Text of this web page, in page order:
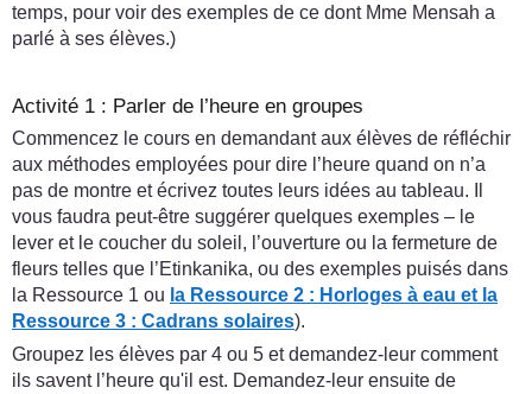
temps, pour voir des exemples de ce dont Mme Mensah a
parlé à ses élèves.)
Activité 1 : Parler de l’heure en groupes
Commencez le cours en demandant aux élèves de réfléchir
aux méthodes employées pour dire l’heure quand on n’a
pas de montre et écrivez toutes leurs idées au tableau. Il
vous faudra peut-être suggérer quelques exemples – le
lever et le coucher du soleil, l’ouverture ou la fermeture de
fleurs telles que l’Etinkanika, ou des exemples puisés dans
la Ressource 1 ou la Ressource 2 : Horloges à eau et la
Ressource 3 : Cadrans solaires).
Groupez les élèves par 4 ou 5 et demandez-leur comment
ils savent l’heure qu'il est. Demandez-leur ensuite de